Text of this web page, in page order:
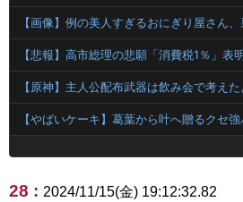
【悲報】高市総理の悲願「消費税1％」表
【原神】主人公配布武器は飲み会で考え
28 : 2024/11/15(金) 19:12:32.82